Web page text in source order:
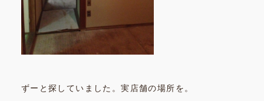
ずーと探していました。実店舗の場所を。